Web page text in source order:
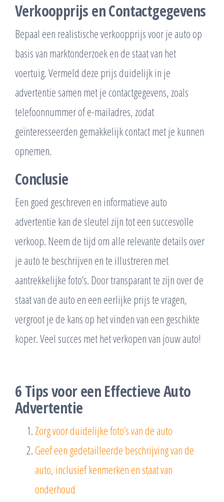
Verkoopprijs en Contactgegevens
Bepaal een realistische verkoopprijs voor je auto op
basis van marktonderzoek en de staat van het
voertuig. Vermeld deze prijs duidelijk in je
advertentie samen met je contactgegevens, zoals
telefoonnummer of e-mailadres, zodat
geïnteresseerden gemakkelijk contact met je kunnen
opnemen.
Conclusie
Een goed geschreven en informatieve auto
advertentie kan de sleutel zijn tot een succesvolle
verkoop. Neem de tijd om alle relevante details over
je auto te beschrijven en te illustreren met
aantrekkelijke foto’s. Door transparant te zijn over de
staat van de auto en een eerlijke prijs te vragen,
vergroot je de kans op het vinden van een geschikte
koper. Veel succes met het verkopen van jouw auto!
6 Tips voor een Effectieve Auto
Advertentie
Zorg voor duidelijke foto’s van de auto
Geef een gedetailleerde beschrijving van de
auto, inclusief kenmerken en staat van
onderhoud